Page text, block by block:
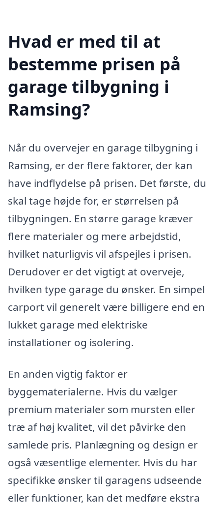
Hvad er med til at
bestemme prisen på
garage tilbygning i
Ramsing?
Når du overvejer en garage tilbygning i
Ramsing, er der flere faktorer, der kan
have indflydelse på prisen. Det første, du
skal tage højde for, er størrelsen på
tilbygningen. En større garage kræver
flere materialer og mere arbejdstid,
hvilket naturligvis vil afspejles i prisen.
Derudover er det vigtigt at overveje,
hvilken type garage du ønsker. En simpel
carport vil generelt være billigere end en
lukket garage med elektriske
installationer og isolering.
En anden vigtig faktor er
byggematerialerne. Hvis du vælger
premium materialer som mursten eller
træ af høj kvalitet, vil det påvirke den
samlede pris. Planlægning og design er
også væsentlige elementer. Hvis du har
specifikke ønsker til garagens udseende
eller funktioner, kan det medføre ekstra